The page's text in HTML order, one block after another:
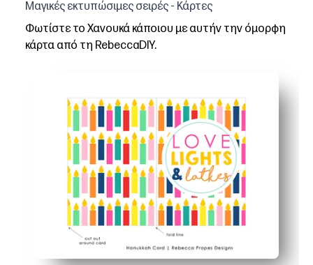
Μαγικές εκτυπώσιμες σειρές - Κάρτες
Φωτίστε το Χανουκά κάποιου με αυτήν την όμορφη
κάρτα από τη RebeccaDIY.
Προσωπικό και εγκάρδιο - προσθέτετε το δικό σας
Ευέλικτο για οποιαδήποτε λίστα - εκτυπώστε μία ή
Διασκέδαση φιλική προς τα παιδιά - προσκαλέστε